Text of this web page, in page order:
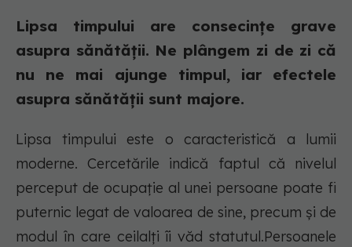
Lipsa timpului are consecințe grave
asupra sănătății. Ne plângem zi de zi că
nu ne mai ajunge timpul, iar efectele
asupra sănătății sunt majore.
Lipsa timpului este o caracteristică a lumii
moderne. Cercetările indică faptul că nivelul
perceput de ocupație al unei persoane poate fi
puternic legat de valoarea de sine, precum și de
modul în care ceilalți îi văd statutul.Persoanele